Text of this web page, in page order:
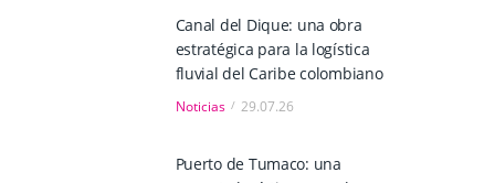
Canal del Dique: una obra
estratégica para la logística
fluvial del Caribe colombiano
Noticias 29.07.26
Puerto de Tumaco: una